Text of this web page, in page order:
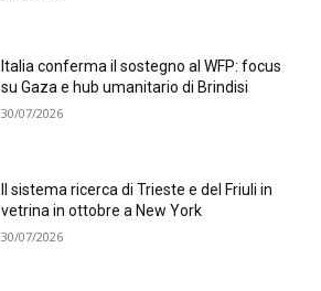
Italia conferma il sostegno al WFP: focus
su Gaza e hub umanitario di Brindisi
30/07/2026
Il sistema ricerca di Trieste e del Friuli in
vetrina in ottobre a New York
30/07/2026